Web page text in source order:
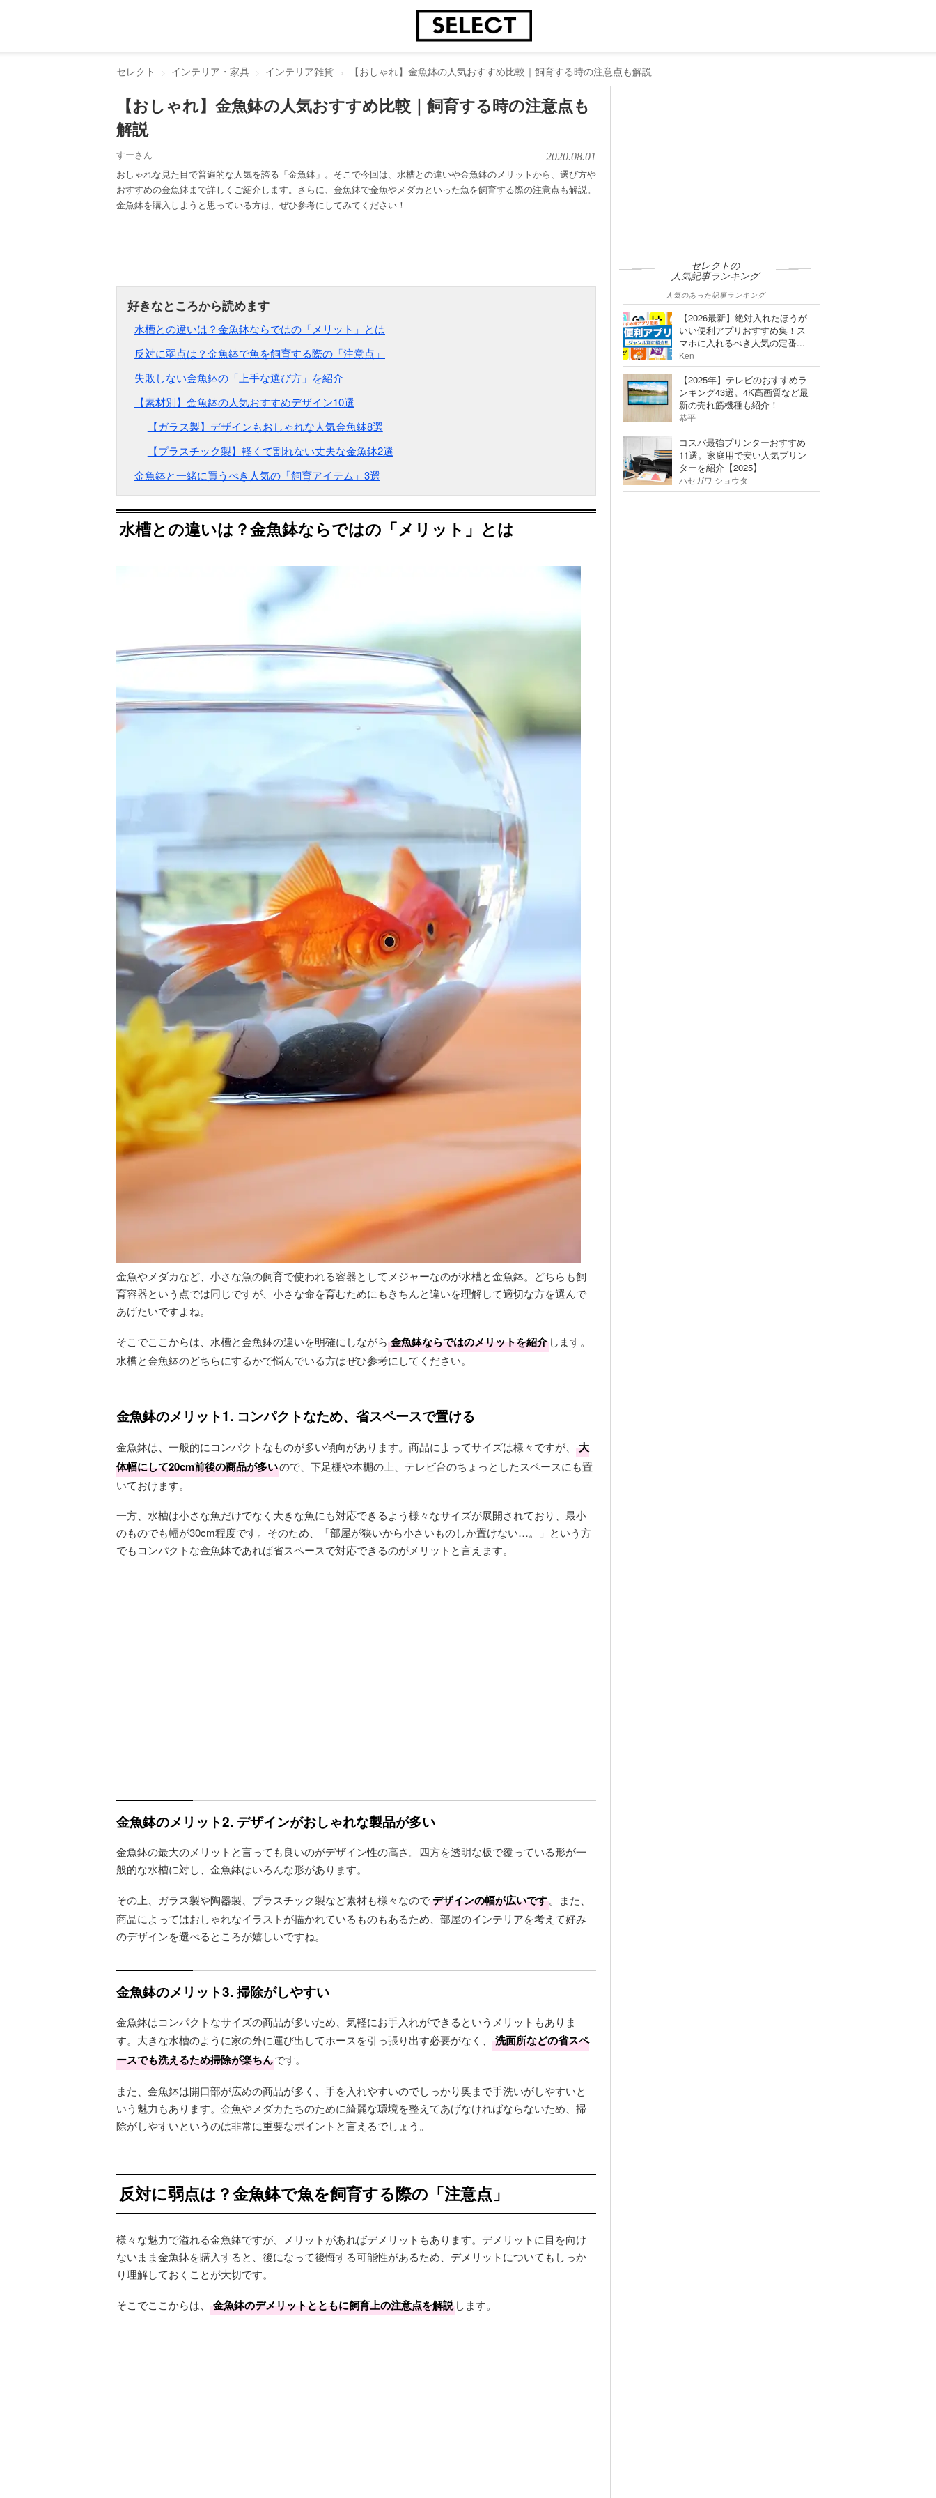
セレクト インテリア・家具 インテリア雑貨 【おしゃれ】金魚鉢の人気おすすめ比較｜飼育する時の注意点も解説
【おしゃれ】金魚鉢の人気おすすめ比較｜飼育する時の注意点も
解説
すーさん 2020.08.01
おしゃれな見た目で普遍的な人気を誇る「金魚鉢」。そこで今回は、水槽との違いや金魚鉢のメリットから、選び方や
おすすめの金魚鉢まで詳しくご紹介します。さらに、金魚鉢で金魚やメダカといった魚を飼育する際の注意点も解説。
金魚鉢を購入しようと思っている方は、ぜひ参考にしてみてください！
水槽との違いは？金魚鉢ならではの「メリット」とは
反対に弱点は？金魚鉢で魚を飼育する際の「注意点」
失敗しない金魚鉢の「上手な選び方」を紹介
【素材別】金魚鉢の人気おすすめデザイン10選
【ガラス製】デザインもおしゃれな人気金魚鉢8選
【プラスチック製】軽くて割れない丈夫な金魚鉢2選
金魚鉢と一緒に買うべき人気の「飼育アイテム」3選
水槽との違いは？金魚鉢ならではの「メリット」とは
金魚やメダカなど、小さな魚の飼育で使われる容器としてメジャーなのが水槽と金魚鉢。どちらも飼
育容器という点では同じですが、小さな命を育むためにもきちんと違いを理解して適切な方を選んで
あげたいですよね。
そこでここからは、水槽と金魚鉢の違いを明確にしながら 金魚鉢ならではのメリットを紹介 します。
水槽と金魚鉢のどちらにするかで悩んでいる方はぜひ参考にしてください。
金魚鉢のメリット1. コンパクトなため、省スペースで置ける
金魚鉢は、一般的にコンパクトなものが多い傾向があります。商品によってサイズは様々ですが、
大
体幅にして20cm前後の商品が多いので、下足棚や本棚の上、テレビ台のちょっとしたスペースにも置
いておけます。
一方、水槽は小さな魚だけでなく大きな魚にも対応できるよう様々なサイズが展開されており、最小
のものでも幅が30cm程度です。そのため、「部屋が狭いから小さいものしか置けない…。」という方
でもコンパクトな金魚鉢であれば省スペースで対応できるのがメリットと言えます。
金魚鉢のメリット2. デザインがおしゃれな製品が多い
金魚鉢の最大のメリットと言っても良いのがデザイン性の高さ。四方を透明な板で覆っている形が一
般的な水槽に対し、金魚鉢はいろんな形があります。
その上、ガラス製や陶器製、プラスチック製など素材も様々なのでデザインの幅が広いです。また、
商品によってはおしゃれなイラストが描かれているものもあるため、部屋のインテリアを考えて好み
のデザインを選べるところが嬉しいですね。
金魚鉢のメリット3. 掃除がしやすい
金魚鉢はコンパクトなサイズの商品が多いため、気軽にお手入れができるというメリットもありま
す。大きな水槽のように家の外に運び出してホースを引っ張り出す必要がなく、
洗面所などの省スペ
ースでも洗えるため掃除が楽ちんです。
また、金魚鉢は開口部が広めの商品が多く、手を入れやすいのでしっかり奥まで手洗いがしやすいと
いう魅力もあります。金魚やメダカたちのために綺麗な環境を整えてあげなければならないため、掃
除がしやすいというのは非常に重要なポイントと言えるでしょう。
反対に弱点は？金魚鉢で魚を飼育する際の「注意点」
様々な魅力で溢れる金魚鉢ですが、メリットがあればデメリットもあります。デメリットに目を向け
ないまま金魚鉢を購入すると、後になって後悔する可能性があるため、デメリットについてもしっか
り理解しておくことが大切です。
そこでここからは、 金魚鉢のデメリットとともに飼育上の注意点を解説 します。
セレクトの
人気記事ランキング
人気のあった記事ランキング
【2026最新】絶対入れたほうが
いい便利アプリおすすめ集！ス
マホに入れるべき人気の定番...
Ken
【2025年】テレビのおすすめラ
ンキング43選。4K高画質など最
新の売れ筋機種も紹介！
恭平
コスパ最強プリンターおすすめ
11選。家庭用で安い人気プリン
ターを紹介【2025】
ハセガワ ショウタ